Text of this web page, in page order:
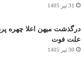
31 تیر 1405
درگذشت میهن اعلا چهره
علت فوت
30 تیر 1405